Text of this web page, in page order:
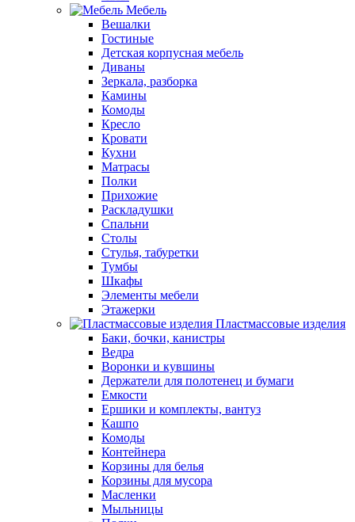
Мебель
Вешалки
Гостиные
Детская корпусная мебель
Диваны
Зеркала, разборка
Камины
Комоды
Кресло
Кровати
Кухни
Матрасы
Полки
Прихожие
Раскладушки
Спальни
Столы
Стулья, табуретки
Тумбы
Шкафы
Элементы мебели
Этажерки
Пластмассовые изделия
Баки, бочки, канистры
Ведра
Воронки и кувшины
Держатели для полотенец и бумаги
Емкости
Ершики и комплекты, вантуз
Кашпо
Комоды
Контейнера
Корзины для белья
Корзины для мусора
Масленки
Мыльницы